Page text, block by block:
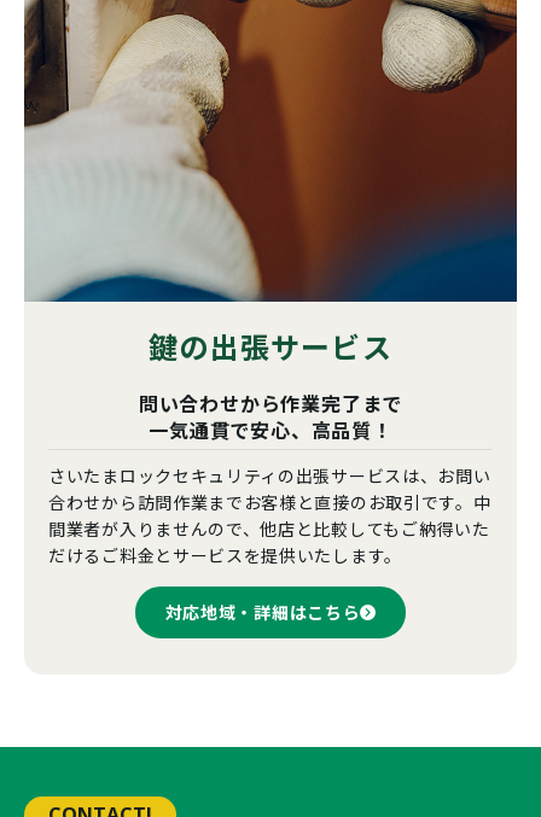
鍵の出張サービス
問い合わせから作業完了まで
一気通貫で安心、高品質！
さいたまロックセキュリティの出張サービスは、お問い
合わせから訪問作業までお客様と直接のお取引です。中
間業者が入りませんので、他店と比較してもご納得いた
だけるご料金とサービスを提供いたします。
対応地域・詳細はこちら